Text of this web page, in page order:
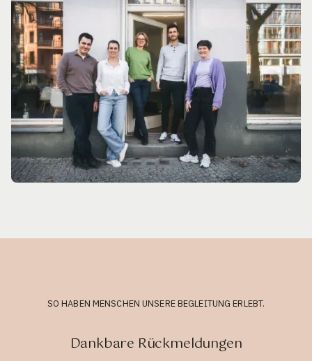
SO HABEN MENSCHEN UNSERE BEGLEITUNG ERLEBT.
Dankbare Rückmeldungen